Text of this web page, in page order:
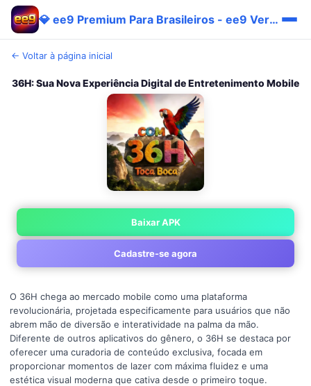
💎 ee9 Premium Para Brasileiros - ee9 Verificado Pix Cashback
← Voltar à página inicial
36H: Sua Nova Experiência Digital de Entretenimento Mobile
Baixar APK
Cadastre-se agora
O 36H chega ao mercado mobile como uma plataforma
revolucionária, projetada especificamente para usuários que não
abrem mão de diversão e interatividade na palma da mão.
Diferente de outros aplicativos do gênero, o 36H se destaca por
oferecer uma curadoria de conteúdo exclusiva, focada em
proporcionar momentos de lazer com máxima fluidez e uma
estética visual moderna que cativa desde o primeiro toque.